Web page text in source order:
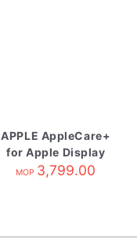
APPLE AppleCare+
for Apple Display
MOP 3,799.00